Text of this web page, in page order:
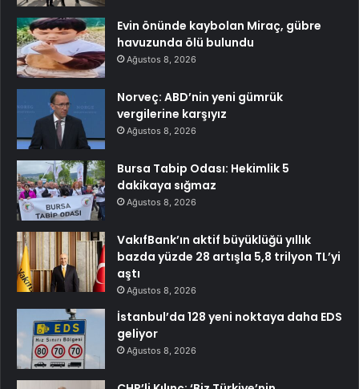
Evin önünde kaybolan Miraç, gübre
havuzunda ölü bulundu
Ağustos 8, 2026
Norveç: ABD’nin yeni gümrük
vergilerine karşıyız
Ağustos 8, 2026
Bursa Tabip Odası: Hekimlik 5
dakikaya sığmaz
Ağustos 8, 2026
VakıfBank’ın aktif büyüklüğü yıllık
bazda yüzde 28 artışla 5,8 trilyon TL’yi
aştı
Ağustos 8, 2026
İstanbul’da 128 yeni noktaya daha EDS
geliyor
Ağustos 8, 2026